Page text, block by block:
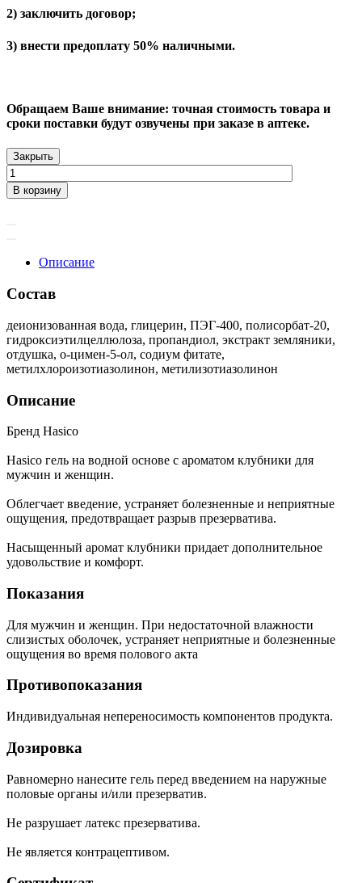
2) заключить договор;
3) внести предоплату 50% наличными.
Обращаем Ваше внимание: точная стоимость товара и
сроки поставки будут озвучены при заказе в аптеке.
Закрыть
В корзину
Описание
Состав
деионизованная вода, глицерин, ПЭГ-400, полисорбат-20,
гидроксиэтилцеллюлоза, пропандиол, экстракт земляники,
отдушка, о-цимен-5-ол, содиум фитате,
метилхлороизотиазолинон, метилизотиазолинон
Описание
Бренд Hasico
Hasico гель на водной основе с ароматом клубники для
мужчин и женщин.
Облегчает введение, устраняет болезненные и неприятные
ощущения, предотвращает разрыв презерватива.
Насыщенный аромат клубники придает дополнительное
удовольствие и комфорт.
Показания
Для мужчин и женщин. При недостаточной влажности
слизистых оболочек, устраняет неприятные и болезненные
ощущения во время полового акта
Противопоказания
Индивидуальная непереносимость компонентов продукта.
Дозировка
Равномерно нанесите гель перед введением на наружные
половые органы и/или презерватив.
Не разрушает латекс презерватива.
Не является контрацептивом.